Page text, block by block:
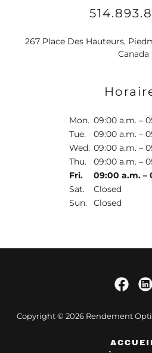
267 Place Des Hauteurs,
Canada
Mon. 09:00 a.m. –
Tue.
09:00 a.m. –
Wed. 09:00 a.m. –
Thu.
09:00 a.m. –
Fri.
09:00 a.m. –
Sat.
Closed
Sun.
Closed
Copyright © 2026 Rendement